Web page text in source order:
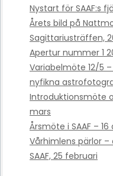
Nystart för SAAF:s
Årets bild på
Sagittariusträffen,
Apertur nummer 1
Variabelmöte 12/5
nyfikna
Introduktionsmöte
mars
Årsmöte i SAAF – 16
Vårhimlens pärlor
SAAF, 25 februari